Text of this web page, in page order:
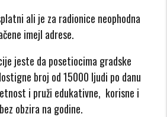
ali je za radionice neophodna
imejl adrese.
jeste da posetiocima gradske
broj od 15000 ljudi po danu
i pruži edukativne, korisne i
obzira na godine.